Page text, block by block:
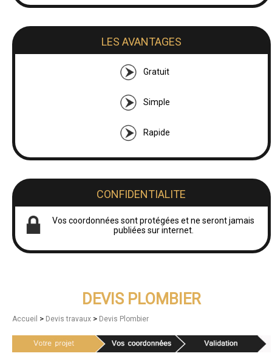
LES AVANTAGES
Gratuit
Simple
Rapide
CONFIDENTIALITE
Vos coordonnées sont protégées et ne seront jamais
publiées sur internet.
DEVIS PLOMBIER
Accueil > Devis travaux > Devis Plombier